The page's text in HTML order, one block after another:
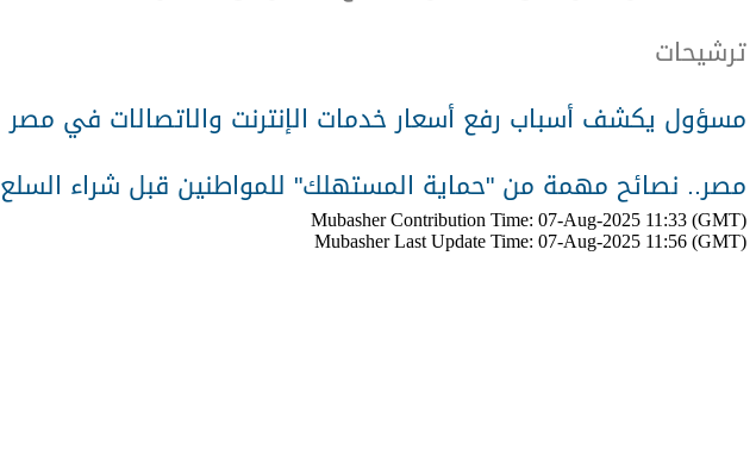
ترشيحات
مسؤول يكشف أسباب رفع أسعار خدمات الإنترنت والاتصالات في مصر
مصر.. نصائح مهمة من "حماية المستهلك" للمواطنين قبل شراء السلع
Mubasher Contribution Time: 07-Aug-2025 11:33 (GMT)
Mubasher Last Update Time: 07-Aug-2025 11:56 (GMT)